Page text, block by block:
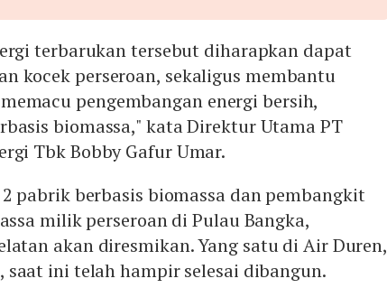
terbarukan tersebut diharapkan dapat
kocek perseroan, sekaligus membantu
pengembangan energi bersih,
biomassa," kata Direktur Utama PT
Tbk Bobby Gafur Umar.
pabrik berbasis biomassa dan pembangkit
milik perseroan di Pulau Bangka,
akan diresmikan. Yang satu di Air Duren,
saat ini telah hampir selesai dibangun.